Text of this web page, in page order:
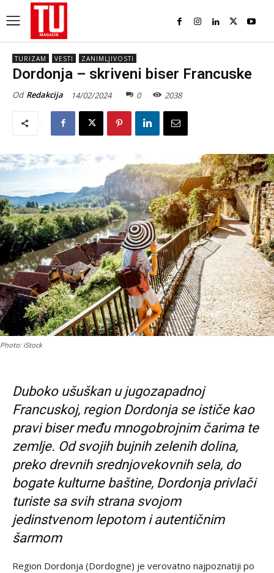
TURIZAM VESTI ZANIMLJIVOSTI
Dordonja – skriveni biser Francuske
Od Redakcija 14/02/2024 0 2038
Photo: iStock
Duboko ušuškan u jugozapadnoj
Francuskoj, region Dordonja se ističe kao
pravi biser među mnogobrojnim čarima te
zemlje. Od svojih bujnih zelenih dolina,
preko drevnih srednjovekovnih sela, do
bogate kulturne baštine, Dordonja privlači
turiste sa svih strana svojom
jedinstvenom lepotom i autentičnim
šarmom
Region Dordonja (Dordogne) je verovatno najpoznatiji po